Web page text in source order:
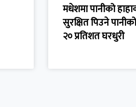
मधेशमा पानीको
सुरक्षित पिउने
२० प्रतिशत घरधुरी